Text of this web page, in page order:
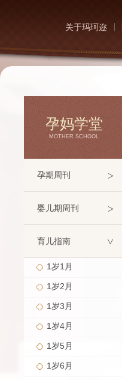
关于玛珂迩
孕妈学堂
MOTHER SCHOOL
孕期周刊 >
婴儿期周刊 >
育儿指南 >
1岁1月
1岁2月
1岁3月
1岁4月
1岁5月
1岁6月